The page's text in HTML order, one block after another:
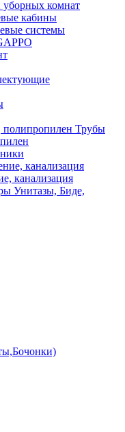
уборных комнат
кабины
системы
Трубы
канализация
Унитазы, Биде,